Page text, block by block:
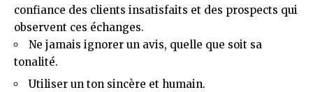
confiance des clients insatisfaits et des prospects qui
observent ces échanges.
Ne jamais ignorer un avis, quelle que soit sa
tonalité.
Utiliser un ton sincère et humain.